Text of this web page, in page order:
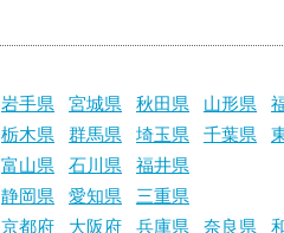
岩手県 宮城県 秋田県 山形県
栃木県 群馬県 埼玉県 千葉県
富山県 石川県
福井県
静岡県 愛知県
三重県
京都府 大阪府 兵庫県 奈良県